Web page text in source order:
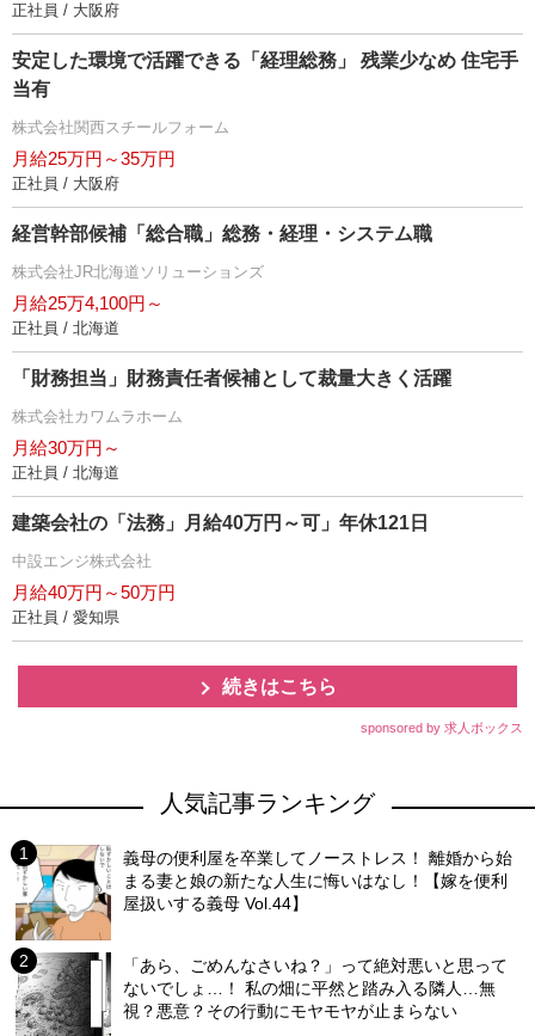
正社員 / 大阪府
安定した環境で活躍できる「経理総務」 残業少なめ 住宅手
当有
株式会社関西スチールフォーム
月給25万円～35万円
正社員 / 大阪府
経営幹部候補「総合職」総務・経理・システム職
株式会社JR北海道ソリューションズ
月給25万4,100円～
正社員 / 北海道
「財務担当」財務責任者候補として裁量大きく活躍
株式会社カワムラホーム
月給30万円～
正社員 / 北海道
建築会社の「法務」月給40万円～可」年休121日
中設エンジ株式会社
月給40万円～50万円
正社員 / 愛知県
続きはこちら
sponsored by 求人ボックス
人気記事ランキング
義母の便利屋を卒業してノーストレス！ 離婚から始
まる妻と娘の新たな人生に悔いはなし！【嫁を便利
屋扱いする義母 Vol.44】
「あら、ごめんなさいね？」って絶対悪いと思って
ないでしょ…！ 私の畑に平然と踏み入る隣人…無
視？悪意？その行動にモヤモヤが止まらない